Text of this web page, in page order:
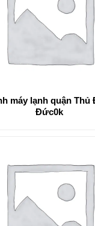
máy lạnh quận
Đức0k